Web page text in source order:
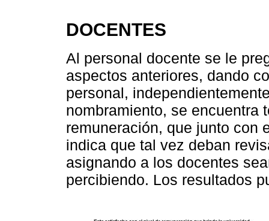
DOCENTES
Al personal docente se le
aspectos anteriores, dando
personal,
nombramiento, se encuentra
remuneración, que junto con
indica que tal vez deban
asignando a los docentes
percibiendo. Los resultados